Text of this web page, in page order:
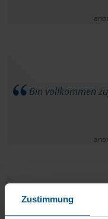
Zustimmung
Bin vollkommen
Fühle